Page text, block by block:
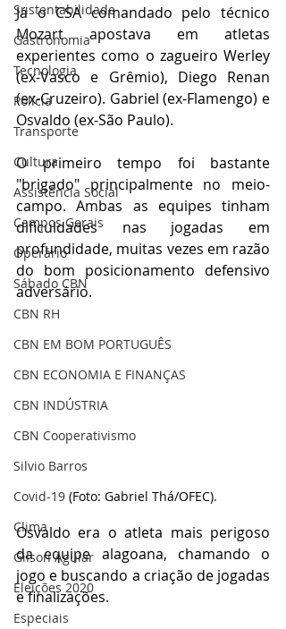
Sustentabilidade
Gastronomia
Tecnologia
Polícia
Transporte
Cultura
Assistência Social
Campos Gerais
Operário
Sábado CBN
CBN RH
CBN EM BOM PORTUGUÊS
CBN ECONOMIA E FINANÇAS
CBN INDÚSTRIA
CBN Cooperativismo
Silvio Barros
Covid-19
Clima
Gilson Aguiar
Eleições 2020
Especiais
Já o CSA comandado pelo técnico
Mozart apostava em atletas
experientes como o zagueiro Werley
(ex-Vasco e Grêmio), Diego Renan
(ex-Cruzeiro). Gabriel (ex-Flamengo) e
Osvaldo (ex-São Paulo).
O primeiro tempo foi bastante
"brigado" principalmente no meio-
campo. Ambas as equipes tinham
dificuldades nas jogadas em
profundidade, muitas vezes em razão
do bom posicionamento defensivo
adversário.
(Foto: Gabriel Thá/OFEC).
Osvaldo era o atleta mais perigoso
da equipe alagoana, chamando o
jogo e buscando a criação de jogadas
e finalizações.